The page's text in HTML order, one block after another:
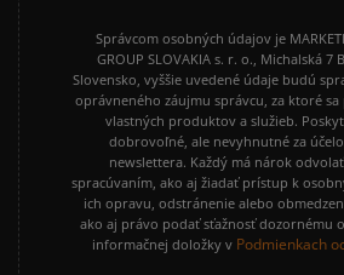
Správcom osobných údajov je
GROUP SLOVAKIA s. r. o., Michalská 7
Slovensko, vyššie uvedené údaje budú
oprávneného záujmu správcu, za ktoré
vlastných produktov a služieb.
dobrovoľné, ale nevyhnutné za
newslettera. Každý má nárok
spracúvaním, ako aj žiadať prístup k
ich opravu, odstránenie alebo
ako aj právo podať sťažnosť dozornému
informačnej doložky v Podmienkach